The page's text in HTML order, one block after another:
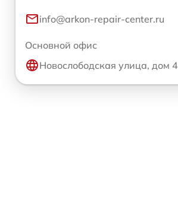
info@arkon-repair-center.ru
Основной офис
Новослободская улица, дом 4